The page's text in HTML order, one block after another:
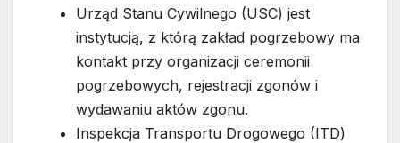
Urząd Stanu Cywilnego (USC) jest
instytucją, z którą zakład pogrzebowy ma
kontakt przy organizacji ceremonii
pogrzebowych, rejestracji zgonów i
wydawaniu aktów zgonu.
Inspekcja Transportu Drogowego (ITD)